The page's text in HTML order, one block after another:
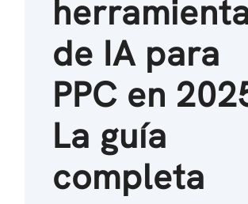
de IA para
PPC en
La guía
completa